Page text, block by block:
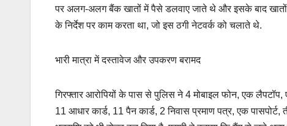
पर अलग-अलग बैंक खातों में पैसे डलवाए जाते थे और इसके बाद खातों
के निर्देश पर काम करता था, जो इस ठगी नेटवर्क को चलाते थे.
भारी मात्रा में दस्तावेज और उपकरण बरामद
गिरफ्तार आरोपियों के पास से पुलिस ने 4 मोबाइल फोन, एक
11 आधार कार्ड, 11 पैन कार्ड, 2 निवास प्रमाण पत्र, एक